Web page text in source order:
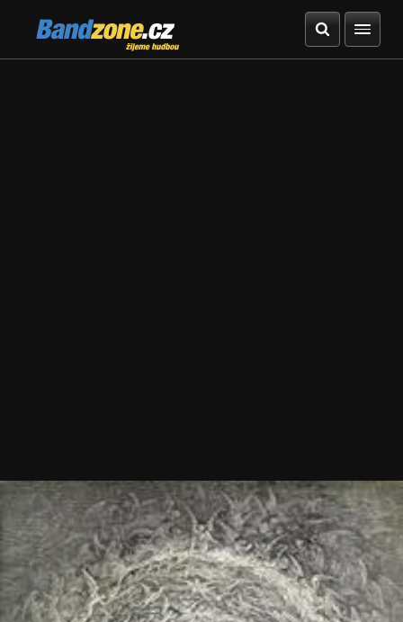
Bandzone.cz
žijeme hudbou